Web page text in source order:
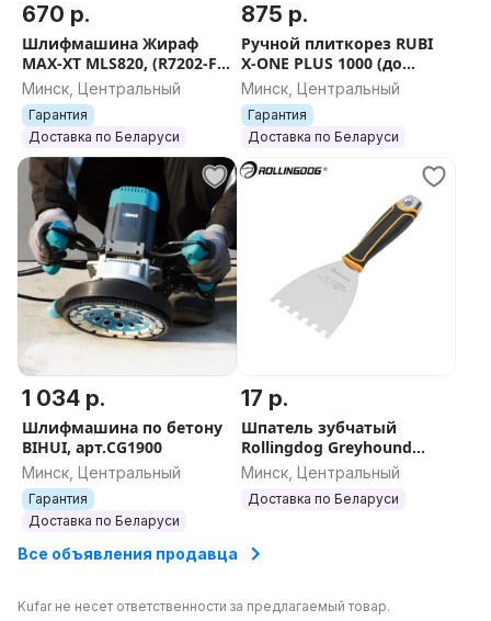
670 р.
Шлифмашина Жираф
MAX-XT MLS820, (R7202-F),
арт. 3339
Минск, Центральный
Гарантия
Доставка по Беларуси
875 р.
Ручной плиткорез RUBI
X-ONE PLUS 1000 (до
1000мм), арт.15906
Минск, Центральный
Гарантия
Доставка по Беларуси
1 034 р.
Шлифмашина по бетону
BIHUI, арт.CG1900
Минск, Центральный
Гарантия
Доставка по Беларуси
17 р.
Шпатель зубчатый
Rollingdog Greyhound
100мм, зуб 8мм,
арт.50643
Минск, Центральный
Доставка по Беларуси
Все объявления продавца
Kufar не несет ответственности за предлагаемый товар.